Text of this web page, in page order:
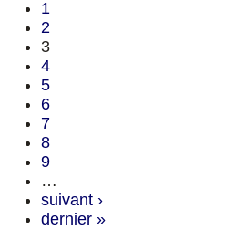
1
2
3
4
5
6
7
8
9
…
suivant ›
dernier »